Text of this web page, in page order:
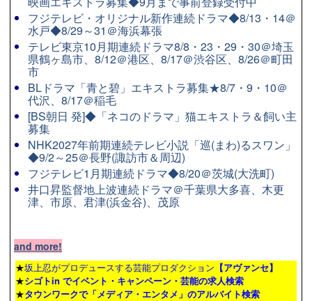
フジテレビ・オリジナル新作連続ドラマ◆8/13・14＠
水戸◆8/29～31＠海浜幕張
テレビ東京10月期連続ドラマ8/8・23・29・30＠埼玉
県鶴ヶ島市、8/12＠港区、8/17＠渋谷区、8/26＠町田
市
BLドラマ「青と碧」エキストラ募集★8/7・9・10＠
代沢、8/17＠稲毛
[BS朝日 発]◆「ネコのドラマ」猫エキストラ＆飼い主
募集
NHK2027年前期連続テレビ小説「巡(まわ)るスワン」
◆9/2～25＠長野(諏訪市＆周辺)
フジテレビ1月期連続ドラマ◆8/20＠茨城(大洗町)
井口昇監督地上波連続ドラマ＠千葉県大多喜、木更
津、市原、君津(浜金谷)、茂原
and more!
★坂上忍がプロデュースする芸能プロダクション 【アヴァンセ】
★シゴトin でイベント・キャンペーン・芸能の求人検索
★タウンワークで「メディア・エンタメ」のアルバイト検索